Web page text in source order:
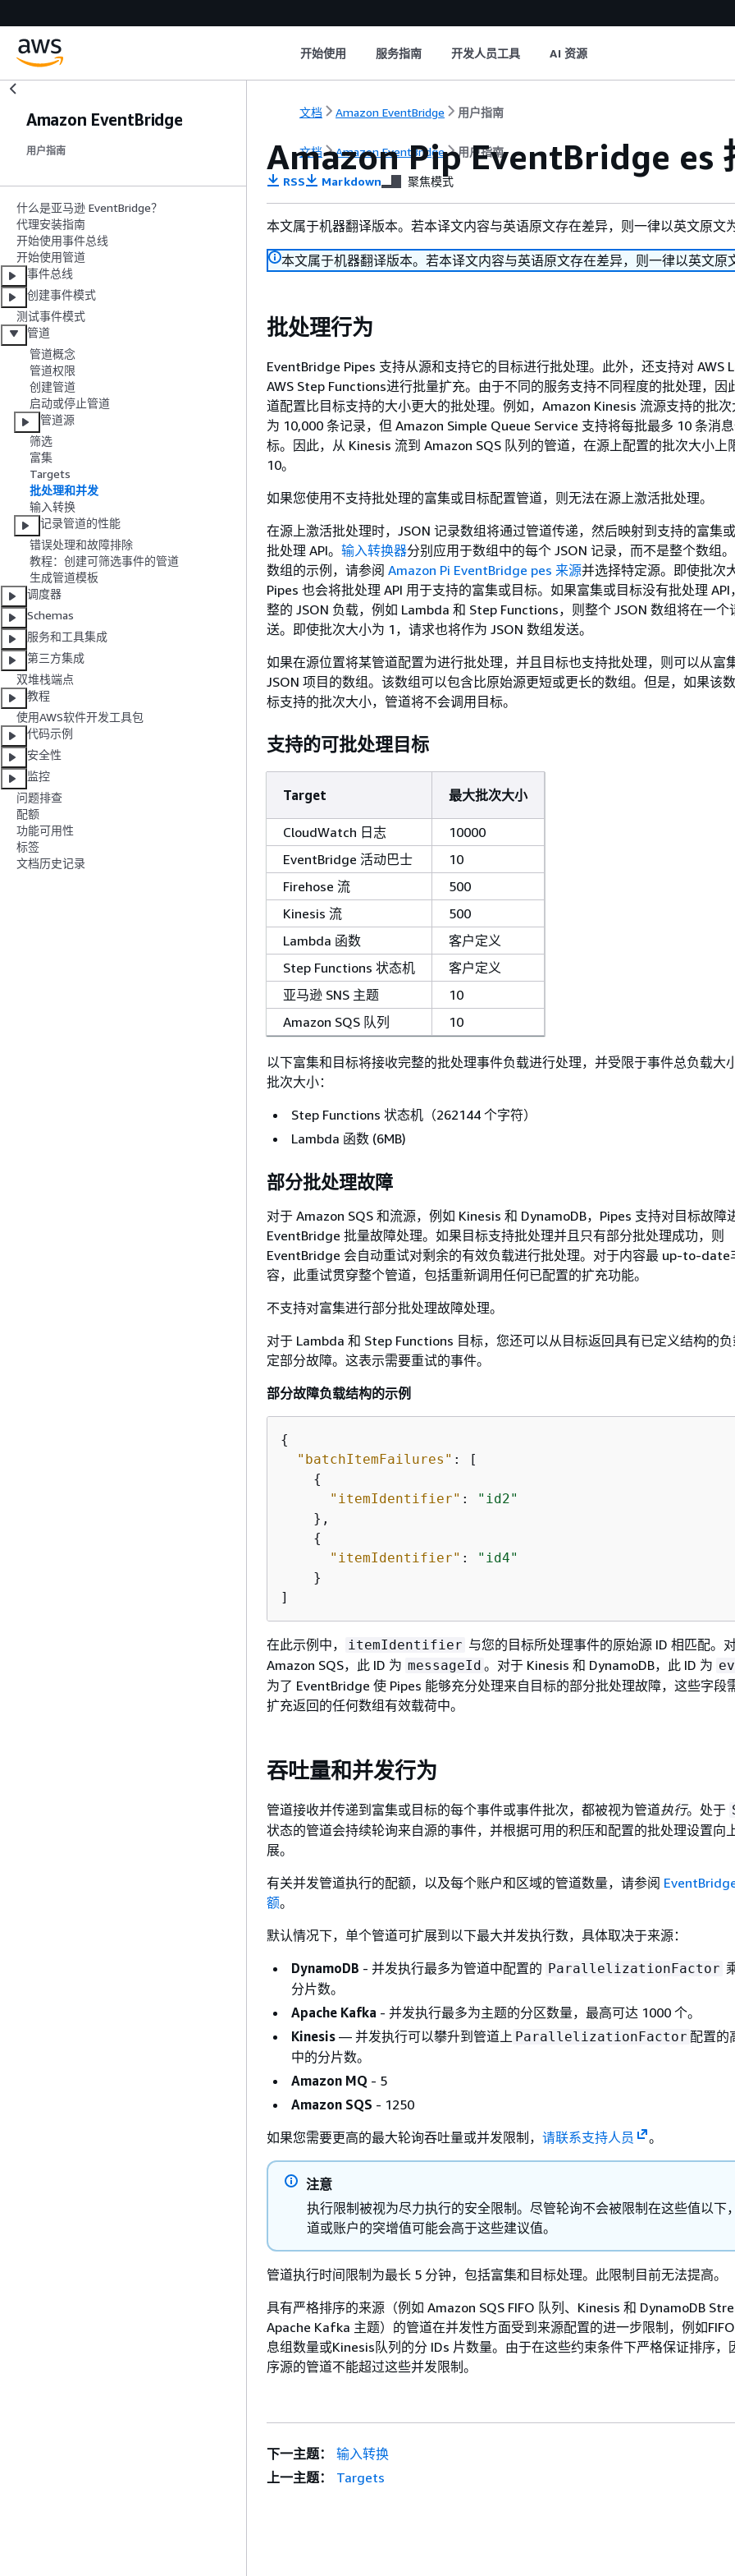
开始使用 服务指南 开发人员工具 AI 资源
Amazon EventBridge
用户指南
什么是亚马逊 EventBridge？
代理安装指南
开始使用事件总线
开始使用管道
事件总线
创建事件模式
测试事件模式
管道
管道概念
管道权限
创建管道
启动或停止管道
管道源
筛选
富集
Targets
批处理和并发
输入转换
记录管道的性能
错误处理和故障排除
教程：创建可筛选事件的管道
生成管道模板
调度器
Schemas
服务和工具集成
第三方集成
双堆栈端点
教程
使用AWS软件开发工具包
代码示例
安全性
监控
问题排查
配额
功能可用性
标签
文档历史记录
文档 Amazon EventBridge 用户指南
文档 Amazon EventBridge 用户指南
Amazon Pip EventBridge es
RSS Markdown 聚焦模式
本文属于机器翻译版本。若本译文内容与英语原文存在差异，则一律以英文原文为
本文属于机器翻译版本。若本译文内容与英语原文存在差异，则一律以英文原
批处理行为
EventBridge Pipes 支持从源和支持它的目标进行批处理。此外，还支持对 AWS
AWS Step Functions进行批量扩充。由于不同的服务支持不同程度的批处理，因
道配置比目标支持的大小更大的批处理。例如，Amazon Kinesis 流源支持的批次
为 10,000 条记录，但 Amazon Simple Queue Service 支持将每批最多 10 条消
标。因此，从 Kinesis 流到 Amazon SQS 队列的管道，在源上配置的批次大小上
10。
如果您使用不支持批处理的富集或目标配置管道，则无法在源上激活批处理。
在源上激活批处理时，JSON 记录数组将通过管道传递，然后映射到支持的富集
批处理 API。 输入转换器分别应用于数组中的每个 JSON 记录，而不是整个数组
数组的示例，请参阅 Amazon Pi EventBridge pes 来源并选择特定源。即使批次
Pipes 也会将批处理 API 用于支持的富集或目标。如果富集或目标没有批处理
整的 JSON 负载，例如 Lambda 和 Step Functions，则整个 JSON 数组将在一个
送。即使批次大小为 1，请求也将作为 JSON 数组发送。
如果在源位置将某管道配置为进行批处理，并且目标也支持批处理，则可以从富
JSON 项目的数组。该数组可以包含比原始源更短或更长的数组。但是，如果该
标支持的批次大小，管道将不会调用目标。
支持的可批处理目标
Target 最大批次大小
CloudWatch 日志
10000
EventBridge 活动巴士
10
Firehose 流
500
Kinesis 流
500
Lambda 函数
客户定义
Step Functions 状态机
客户定义
亚马逊 SNS 主题
10
Amazon SQS 队列
10
以下富集和目标将接收完整的批处理事件负载进行处理，并受限于事件总负载大
批次大小：
Step Functions 状态机（262144 个字符）
Lambda 函数 (6MB)
部分批处理故障
对于 Amazon SQS 和流源，例如 Kinesis 和 DynamoDB，Pipes 支持对目标故障
EventBridge 批量故障处理。如果目标支持批处理并且只有部分批处理成功，则
EventBridge 会自动重试对剩余的有效负载进行批处理。对于内容最 up-to-date
容，此重试贯穿整个管道，包括重新调用任何已配置的扩充功能。
不支持对富集进行部分批处理故障处理。
对于 Lambda 和 Step Functions 目标，您还可以从目标返回具有已定义结构的
定部分故障。这表示需要重试的事件。
部分故障负载结构的示例
{
"batchItemFailures" : [
{
"itemIdentifier" :
"id2"
    },
{
"itemIdentifier" :
"id4"
    }
]
在此示例中， itemIdentifier 与您的目标所处理事件的原始源 ID 相匹配。
Amazon SQS，此 ID 为 messageId 。对于 Kinesis 和 DynamoDB，此 ID 为
为了 EventBridge 使 Pipes 能够充分处理来自目标的部分批处理故障，这些字段
扩充返回的任何数组有效载荷中。
吞吐量和并发行为
管道接收并传递到富集或目标的每个事件或事件批次，都被视为管道执行。处于
状态的管道会持续轮询来自源的事件，并根据可用的积压和配置的批处理设置向
展。
有关并发管道执行的配额，以及每个账户和区域的管道数量，请参阅
额。
默认情况下，单个管道可扩展到以下最大并发执行数，具体取决于来源：
DynamoDB - 并发执行最多为管道中配置的 ParallelizationFactor
分片数。
Apache Kafka - 并发执行最多为主题的分区数量，最高可达 1000 个。
Kinesis — 并发执行可以攀升到管道上 ParallelizationFactor 配置的
中的分片数。
Amazon MQ - 5
Amazon SQS - 1250
如果您需要更高的最大轮询吞吐量或并发限制， 请联系支持人员 。
注意
执行限制被视为尽力执行的安全限制。尽管轮询不会被限制在这些值以下
道或账户的突增值可能会高于这些建议值。
管道执行时间限制为最长 5 分钟，包括富集和目标处理。此限制目前无法提高。
具有严格排序的来源（例如 Amazon SQS FIFO 队列、Kinesis 和 DynamoDB
Apache Kafka 主题）的管道在并发性方面受到来源配置的进一步限制，例如
息组数量或Kinesis队列的分 IDs 片数量。由于在这些约束条件下严格保证排序，
序源的管道不能超过这些并发限制。
下一主题：
输入转换
上一主题：
Targets